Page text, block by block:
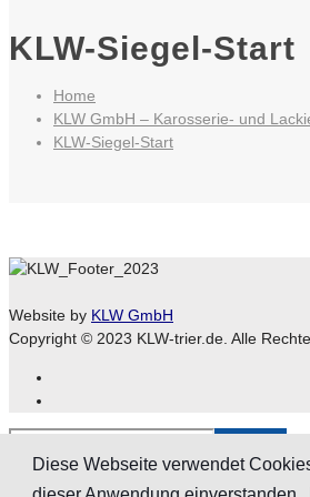
Diese Webseite verwendet
KLW-Siegel-Start
Home
KLW GmbH – Karosserie- und
KLW-Siegel-Start
Website by KLW GmbH
Copyright © 2023 KLW-trier.de. Alle